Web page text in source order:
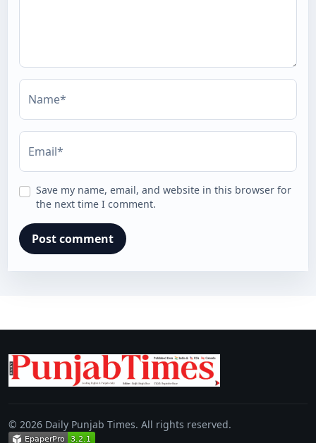
Name*
Email*
Save my name, email, and website in this browser for
the next time I comment.
© 2026 Daily Punjab Times. All rights reserved.